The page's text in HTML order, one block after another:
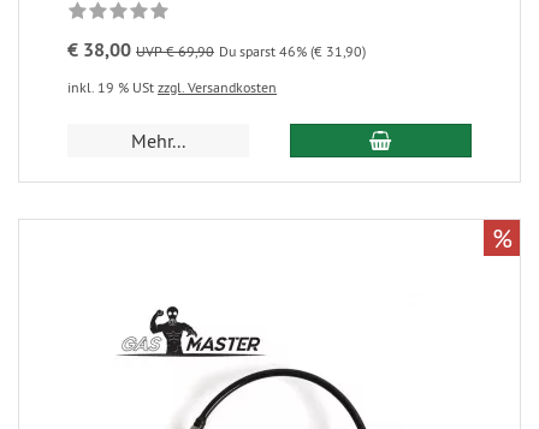
€ 38,00 UVP € 69,90 Du sparst 46% (€ 31,90)
inkl. 19 % USt zzgl. Versandkosten
Mehr...
%